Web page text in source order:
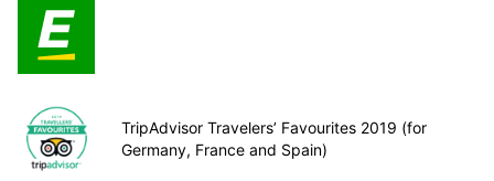
TripAdvisor Travelers’ Favourites 2019 (for
Germany, France and Spain)